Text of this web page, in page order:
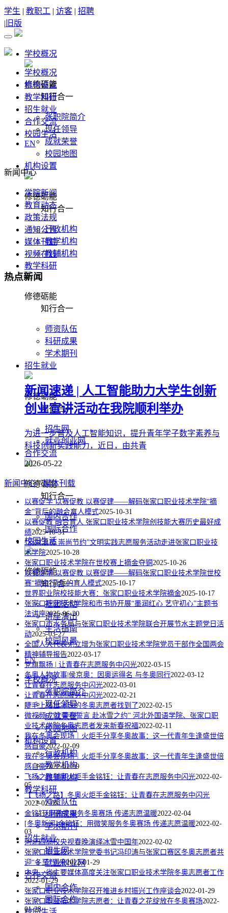
学生 | 教职工 | 访客 | 招聘
| 旧版
学校概况
修德砺能
知行合一
张职院简介
现任领导
成就荣誉
校园地图
机构设置
修德砺能
知行合一
行政机构
教学机构
教辅机构
教学科研
修德砺能
知行合一
师资队伍
科研成果
学术期刊
招生就业
修德砺能
知行合一
招生网
就业创业网
合作交流
修德砺能
知行合一
国内合作
国际合作
校园生活
修德砺能
知行合一
社团活动
讲座演出
生活指南
校园风景
EN
学校概况
张职院简介
现任领导
成就荣誉
校园地图
机构设置
行政机构
教学机构
教辅机构
教学科研
师资队伍
科研成果
学术期刊
招生就业
招生网
就业创业网
合作交流
国内合作
国际合作
学校概况
机构设置
教学科研
招生就业
合作交流
校园生活
EN
新闻中心
学院新闻
教育动态
政策法规
通知公告
媒体刊载
视频在线
热点新闻
新闻速递 | 人工智能助力大学生创新
创业宣讲活动在我院顺利举办
为进一步普及人工智能知识，提升青年学子数字素养与
科技创新实践能力，近日，由共青
2026-05-22
新闻中心/媒体刊载
以赛促学 以赛促教 以赛促建——解码张家口职业技术学院“摘
金”背后的融合育人模式2025-10-31
以赛促教 融合育人 张家口职业技术学院创技能大赛历史最好成
绩2025-10-31
“反对浪费 崇尚节约”文明实践志愿服务活动走进张家口职业技
术学院2025-10-28
张家口职业技术学院在世校赛上摘金夺铜2025-10-26
以赛促学 以赛促教 以赛促建——解码张家口职业技术学院世校
赛“摘金”背后的育人模式2025-10-17
世界职业院校技能大赛：​张家口职业技术学院摘金2025-10-17
张家口职业技术学院和市书协开展“墨润红心 艺守初心”主题书
法讲座2025-06-20
张家口市水务局与张家口职业技术学院联合开展节水主题党日活
动2025-03-27
全国人大代表尤立增为张家口职业技术学院党员干部作全国两会
精神辅导报告2022-03-17
党旗飘扬 | 让青春在志愿服务中闪光2022-03-15
冬奥人物故事|侯京奥：因奥运得名 与冬奥同行2022-03-12
让青春在志愿服务中闪光2022-03-01
让青春在志愿服务中闪光2022-02-21
睫毛上结出冰珠的冬奥志愿者找到了2022-02-15
微视频 | “立青春誓言 赴冰雪之约” 河北外国语学院、张家口职
业技术学院冬奥志愿者发来新春祝福2022-02-11
我在冬奥会现场｜火炬手分享冬奥故事：这一代青年生逢盛世倍
感自豪2022-02-09
我在冬奥会现场｜火炬手分享冬奥故事：这一代青年生逢盛世倍
感自豪2022-02-09
飞扬之路冬奥火炬手金铭钰：让青春在志愿服务中闪光2022-02-
05
【飞扬之路】冬奥火炬手金铭钰：让青春在志愿服务中闪光
2022-02-05
金铭钰-用微笑服务冬奥赛场 传递志愿温暖2022-02-04
[冬奥新闻]金铭钰：用微笑服务冬奥赛场 传递志愿温暖2022-02-
03
河北四高校央视春晚演绎冰雪中国年2022-02-02
张家口职业技术学院党委书记冯印涛与张家口赛区冬奥志愿者共
迎“冬至”到来2022-01-29
中央、省主要媒体高度关注张家口职业技术学院冬奥志愿者工作
2022-01-29
张家口职业技术学院召开推进乡村振兴工作座谈会2022-01-29
张家口职业技术学院志愿者：让青春之花绽放在冬奥赛场2022-
01-28